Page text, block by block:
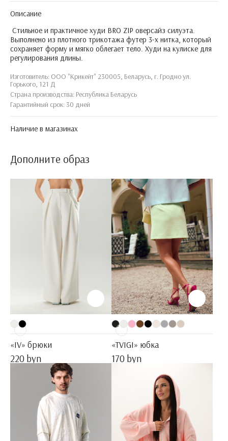
Описание
Стильное и практичное худи BRO ZIP оверсайз силуэта.
Выполнено из плотного трикотажа футер 3-х нитка, который
сохраняет форму и мягко облегает тело. Худи на кулиске для
регулирования длины.
Изготовитель: ООО "Крикейт" 230005, Беларусь, г. Гродно ул.
Горького, 121 Д
Страна производства: Республика Беларусь
Гарантийный срок: 30 дней
Наличие в магазинах
Дополните образ
«IV» брюки
220 byn
«TVIGI» юбка
170 byn